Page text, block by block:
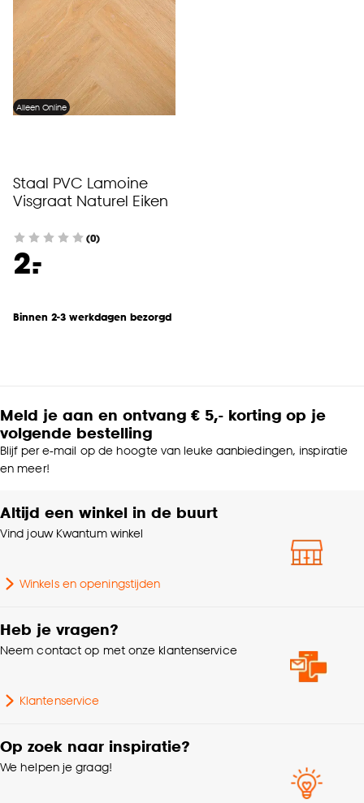
Alleen Online
Staal PVC Lamoine
Visgraat Naturel Eiken
(0)
2.
-
Binnen 2-3 werkdagen bezorgd
Meld je aan en ontvang € 5,- korting op je
volgende bestelling
Blijf per e-mail op de hoogte van leuke aanbiedingen, inspiratie
en meer!
Altijd een winkel in de buurt
Vind jouw Kwantum winkel
Winkels en openingstijden
Heb je vragen?
Neem contact op met onze klantenservice
Klantenservice
Op zoek naar inspiratie?
We helpen je graag!